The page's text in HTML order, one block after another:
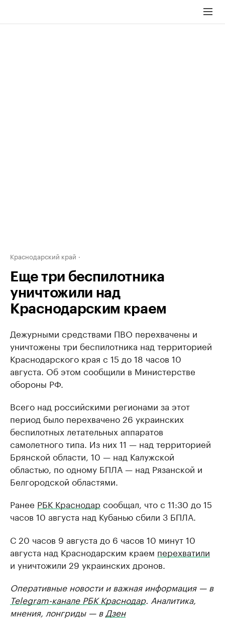
Краснодарский край
Еще три беспилотника
уничтожили над
Краснодарским краем
Дежурными средствами ПВО перехвачены и
уничтожены три беспилотника над территорией
Краснодарского края с 15 до 18 часов 10
августа. Об этом сообщили в Министерстве
обороны РФ.
Всего над российскими регионами за этот
период было перехвачено 26 украинских
беспилотных летательных аппаратов
самолетного типа. Из них 11 — над территорией
Брянской области, 10 — над Калужской
областью, по одному БПЛА — над Рязанской и
Белгородской областями.
Ранее РБК Краснодар сообщал, что с 11:30 до 15
часов 10 августа над Кубанью сбили 3 БПЛА.
С 20 часов 9 августа до 6 часов 10 минут 10
августа над Краснодарским краем перехватили
и уничтожили 29 украинских дронов.
Оперативные новости и важная информация — в
Telegram-канале РБК Краснодар. Аналитика,
мнения, лонгриды — в Дзен